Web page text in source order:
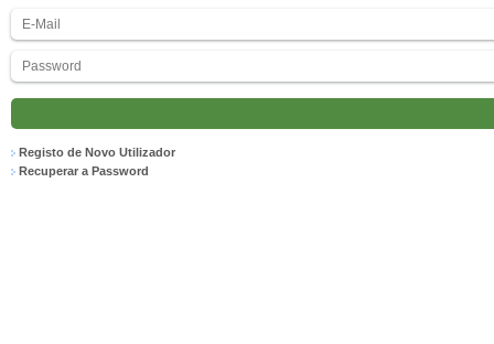
Registo de Novo Utilizador
Recuperar a Password